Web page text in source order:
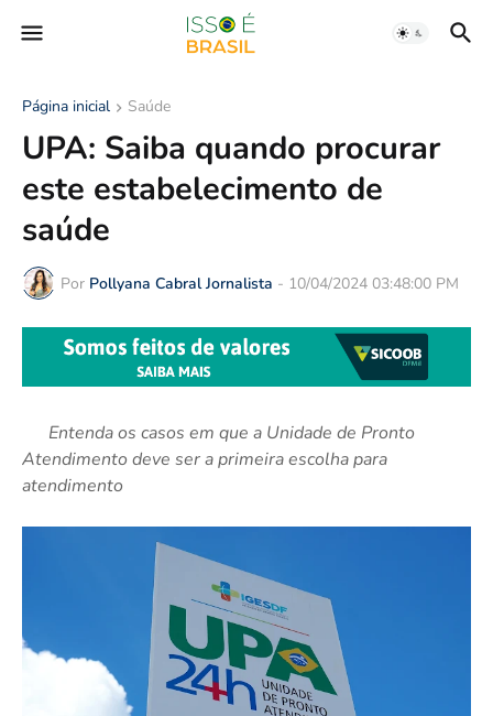
Página inicial Saúde
UPA: Saiba quando procurar
este estabelecimento de
saúde
Por Pollyana Cabral Jornalista - 10/04/2024 03:48:00 PM
Entenda os casos em que a Unidade de Pronto
Atendimento deve ser a primeira escolha para
atendimento